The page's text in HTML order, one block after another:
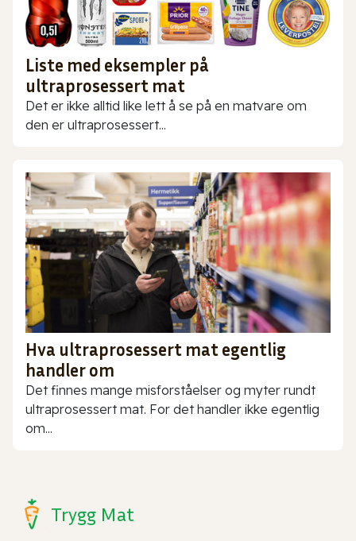
Liste med eksempler på
ultraprosessert mat
Det er ikke alltid like lett å se på en matvare om
den er ultraprosessert...
Hva ultraprosessert mat egentlig
handler om
Det finnes mange misforståelser og myter rundt
ultraprosessert mat. For det handler ikke egentlig
om...
Trygg Mat